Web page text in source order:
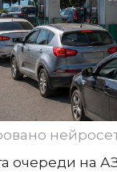
очереди на